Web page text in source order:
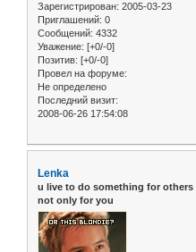
Зарегистрирован: 2005-03-23
Приглашений: 0
Сообщений: 4332
Уважение: [+0/-0]
Позитив: [+0/-0]
Провел на форуме:
Не определено
Последний визит:
2008-06-26 17:54:08
Lenka
u live to do something for others
not only for you